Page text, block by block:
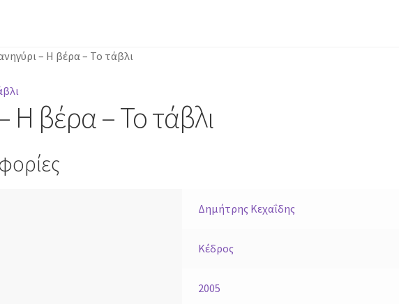
– Η βέρα – Το τάβλι
Η βέρα – Το τάβλι
Δημήτρης Κεχαΐδης
Κέδρος
2005